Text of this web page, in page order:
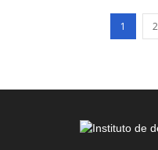
1 2